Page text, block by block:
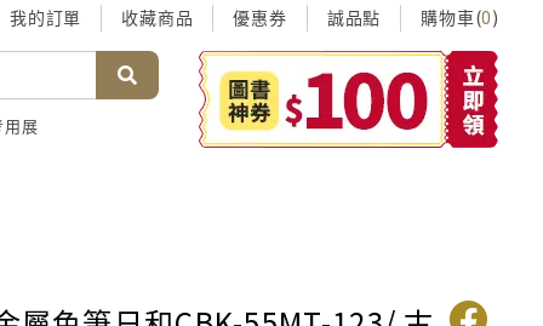
我的訂單 收藏商品 優惠券 誠品點 購物車(0)
用展